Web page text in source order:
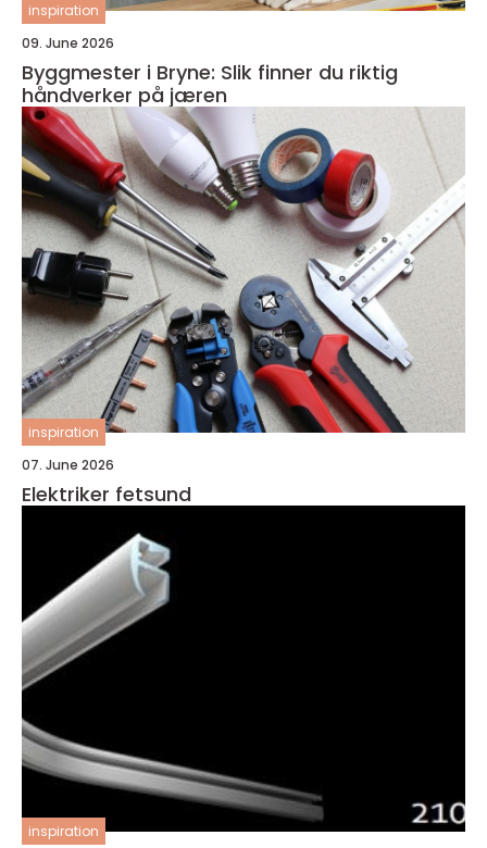
inspiration
09. June 2026
Byggmester i Bryne: Slik finner du riktig
håndverker på jæren
inspiration
07. June 2026
Elektriker fetsund
inspiration